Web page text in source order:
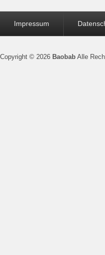
MenüImpressum
Copyright © 2026 Baobab Alle